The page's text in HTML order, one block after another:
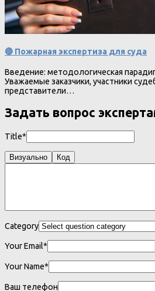
🔴 Пожарная экспертиза для суда
Введение: методологическая
Уважаемые заказчики, участники
представители…
Задать вопрос
Title*
Визуально Код
Category
Your Email*
Your Name*
Ваш телефон